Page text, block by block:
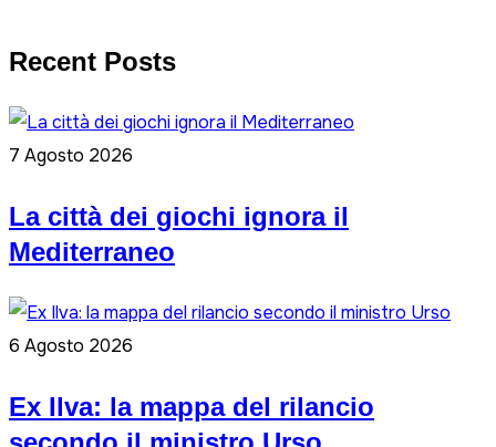
Recent Posts
7 Agosto 2026
La città dei giochi ignora il
Mediterraneo
6 Agosto 2026
Ex Ilva: la mappa del rilancio